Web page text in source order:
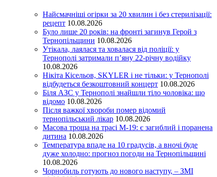
Найсмачніші огірки за 20 хвилин і без стерилізації:
рецепт 10.08.2026
Було лише 20 років: на фронті загинув Герой з
Тернопільщини 10.08.2026
Утікала, лаялася та ховалася від поліції: у
Тернополі затримали п’яну 22-річну водійку
10.08.2026
Нікіта Кісельов, SKYLER і не тільки: у Тернополі
відбудеться безкоштовний концерт 10.08.2026
Біля АЗС у Тернополі знайшли тіло чоловіка: що
відомо 10.08.2026
Після важкої хвороби помер відомий
тернопільський лікар 10.08.2026
Масова троща на трасі М-19: є загиблий і поранена
дитина 10.08.2026
Температура впаде на 10 градусів, а вночі буде
дуже холодно: прогноз погоди на Тернопільщині
10.08.2026
Чорнобиль готують до нового наступу, – ЗМІ